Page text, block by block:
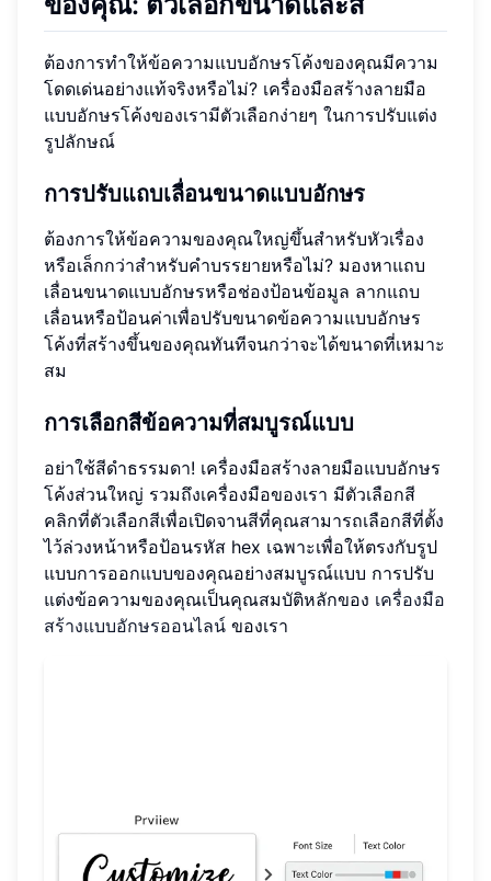
ต้องการทำให้ข้อความแบบอักษรโค้งของคุณมีความ
โดดเด่นอย่างแท้จริงหรือไม่? เครื่องมือสร้างลายมือ
แบบอักษรโค้งของเรามีตัวเลือกง่ายๆ ในการปรับแต่ง
รูปลักษณ์
การปรับแถบเลื่อนขนาดแบบอักษร
ต้องการให้ข้อความของคุณใหญ่ขึ้นสำหรับหัวเรื่อง
หรือเล็กกว่าสำหรับคำบรรยายหรือไม่? มองหาแถบ
เลื่อนขนาดแบบอักษรหรือช่องป้อนข้อมูล ลากแถบ
เลื่อนหรือป้อนค่าเพื่อปรับขนาดข้อความแบบอักษร
โค้งที่สร้างขึ้นของคุณทันทีจนกว่าจะได้ขนาดที่เหมาะ
สม
การเลือกสีข้อความที่สมบูรณ์แบบ
อย่าใช้สีดำธรรมดา! เครื่องมือสร้างลายมือแบบอักษร
โค้งส่วนใหญ่ รวมถึงเครื่องมือของเรา มีตัวเลือกสี
คลิกที่ตัวเลือกสีเพื่อเปิดจานสีที่คุณสามารถเลือกสีที่ตั้ง
ไว้ล่วงหน้าหรือป้อนรหัส hex เฉพาะเพื่อให้ตรงกับรูป
แบบการออกแบบของคุณอย่างสมบูรณ์แบบ การปรับ
แต่งข้อความของคุณเป็นคุณสมบัติหลักของ เครื่องมือ
สร้างแบบอักษรออนไลน์ ของเรา